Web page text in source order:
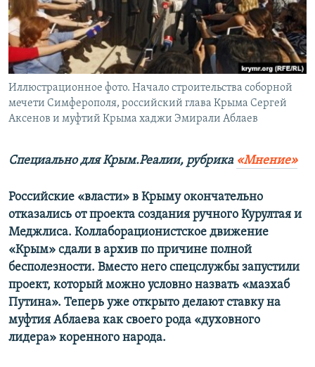
ПОБЕДИТЕЛЕЙ НЕ СУДЯТ?
КРЫМ.НЕПОКОРЕННЫЙ
ELIFBE
УКРАИНСКАЯ ПРОБЛЕМА КРЫМА
ПРИСОЕДИНЯЙТЕСЬ!
Все сайты RFE/RL
Иллюстрационное фото. Начало строительства соборной
мечети Симферополя, российский глава Крыма Сергей
Аксенов и муфтий Крыма хаджи Эмирали Аблаев
Специально для Крым.Реалии, рубрика «Мнение»
Российские «власти» в Крыму окончательно
отказались от проекта создания ручного Курултая и
Меджлиса. Коллаборационистское движение
«Крым» сдали в архив по причине полной
бесполезности. Вместо него спецслужбы запустили
проект, который можно условно назвать «мазхаб
Путина». Теперь уже открыто делают ставку на
муфтия Аблаева как своего рода «духовного
лидера» коренного народа.